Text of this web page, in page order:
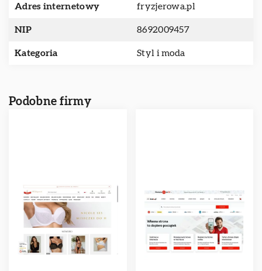
Adres internetowy fryzjerowa.pl
NIP 8692009457
Kategoria Styl i moda
Podobne firmy